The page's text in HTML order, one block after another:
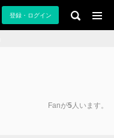
登録・ログイン
Fanが5人います。